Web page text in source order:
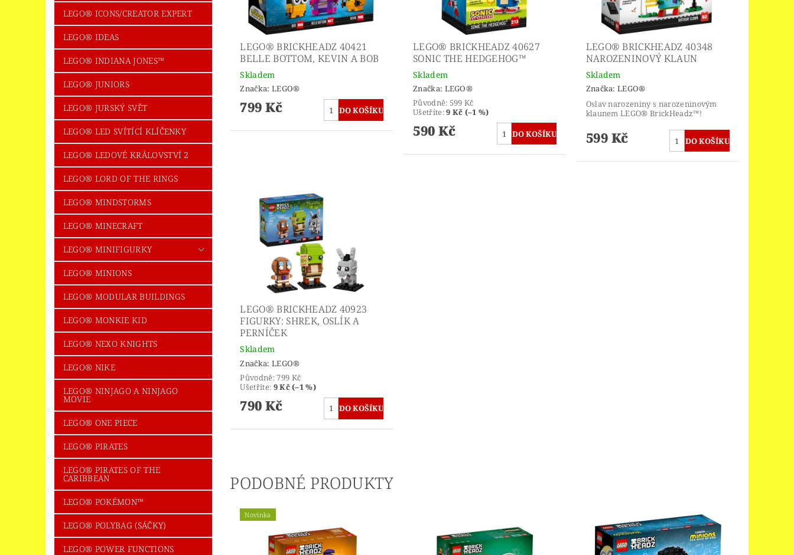
LEGO® ICONS/CREATOR EXPERT
LEGO® IDEAS
LEGO® INDIANA JONES™
LEGO® JUNIORS
LEGO® JURSKÝ SVĚT
LEGO® LED SVÍTÍCÍ KLÍČENKY
LEGO® LEDOVÉ KRÁLOVSTVÍ 2
LEGO® LORD OF THE RINGS
LEGO® MINDSTORMS
LEGO® MINECRAFT
LEGO® MINIFIGURKY
LEGO® MINIONS
LEGO® MODULAR BUILDINGS
LEGO® MONKIE KID
LEGO® NEXO KNIGHTS
LEGO® NIKE
LEGO® NINJAGO A NINJAGO
MOVIE
LEGO® ONE PIECE
LEGO® PIRATES
LEGO® PIRATES OF THE
CARIBBEAN
LEGO® POKÉMON™
LEGO® POLYBAG (SÁČKY)
LEGO® POWER FUNCTIONS
LEGO® BRICKHEADZ 40421
BELLE BOTTOM, KEVIN A BOB
Skladem
Značka: LEGO®
799 Kč
LEGO® BRICKHEADZ 40627
SONIC THE HEDGEHOG™
Skladem
Značka: LEGO®
Původně: 599 Kč
Ušetříte:9 Kč (–1 %)
590 Kč
LEGO® BRICKHEADZ 40348
NAROZENINOVÝ KLAUN
Skladem
Značka:LEGO®
Oslav narozeniny s narozeninovým
klaunem LEGO® BrickHeadz™!
599 Kč
LEGO® BRICKHEADZ 40923
FIGURKY: SHREK, OSLÍK A
PERNÍČEK
Skladem
Značka: LEGO®
Původně:799 Kč
Ušetříte: 9 Kč (–1 %)
790 Kč
PODOBNÉ PRODUKTY
Novinka